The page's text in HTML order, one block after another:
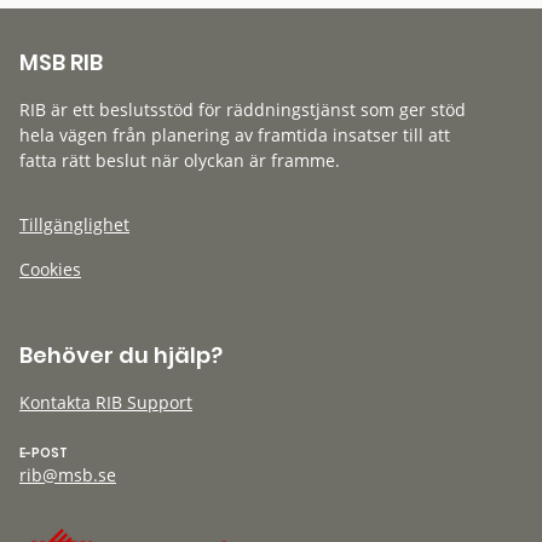
MSB RIB
RIB är ett beslutsstöd för räddningstjänst som ger stöd
hela vägen från planering av framtida insatser till att
fatta rätt beslut när olyckan är framme.
Tillgänglighet
Cookies
Behöver du hjälp?
Kontakta RIB Support
E-POST
rib@msb.se